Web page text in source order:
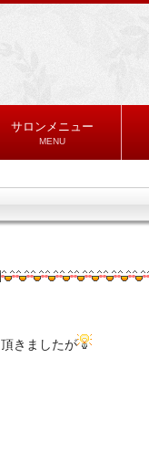
サロンメニュー
MENU
きましたが